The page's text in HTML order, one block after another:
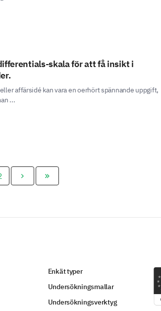
skala för att få insikt i
affärsidé kan vara en oerhört spännande uppgift,
...
Enkät typer
Undersökningsmallar
Undersökningsverktyg